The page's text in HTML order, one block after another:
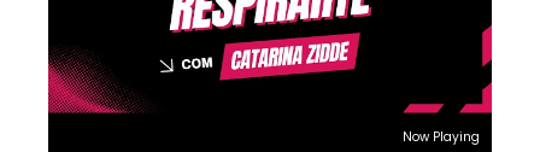
Now Playing